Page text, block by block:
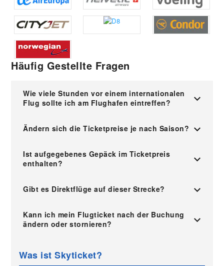
Häufig Gestellte Fragen
Wie viele Stunden vor einem internationalen
Flug sollte ich am Flughafen eintreffen?
Ändern sich die Ticketpreise je nach Saison?
Ist aufgegebenes Gepäck im Ticketpreis
enthalten?
Gibt es Direktflüge auf dieser Strecke?
Kann ich mein Flugticket nach der Buchung
ändern oder stornieren?
Was ist Skyticket?